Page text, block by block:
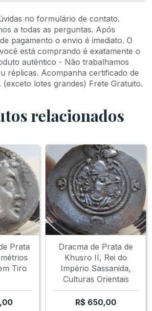
no formulário de contato.
a todas as perguntas. Após
pagamento o envio é imediato. O
está comprando é exatamente o
autêntico - Não trabalhamos
réplicas. Acompanha certificado de
(exceto lotes grandes) Frete Gratuito.
relacionados
Prata
Tiro
Dracma de Prata de
Khusro II, Rei do
Império Sassanida,
Culturas Orientais
R$ 650,00